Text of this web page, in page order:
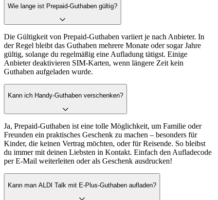
Wie lange ist Prepaid-Guthaben gültig?
Die Gültigkeit von Prepaid-Guthaben variiert je nach Anbieter. In
der Regel bleibt das Guthaben mehrere Monate oder sogar Jahre
gültig, solange du regelmäßig eine Aufladung tätigst. Einige
Anbieter deaktivieren SIM-Karten, wenn längere Zeit kein
Guthaben aufgeladen wurde.
Kann ich Handy-Guthaben verschenken?
Ja, Prepaid-Guthaben ist eine tolle Möglichkeit, um Familie oder
Freunden ein praktisches Geschenk zu machen – besonders für
Kinder, die keinen Vertrag möchten, oder für Reisende. So bleibst
du immer mit deinen Liebsten in Kontakt. Einfach den Aufladecode
per E-Mail weiterleiten oder als Geschenk ausdrucken!
Kann man ALDI Talk mit E-Plus-Guthaben aufladen?